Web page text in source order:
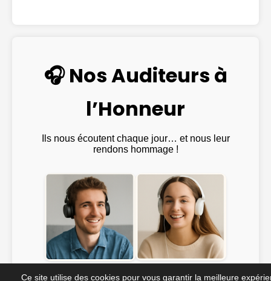
🎧 Nos Auditeurs à
l’Honneur
Ils nous écoutent chaque jour… et nous leur
rendons hommage !
Ce site utilise des cookies pour vous garantir la meilleure